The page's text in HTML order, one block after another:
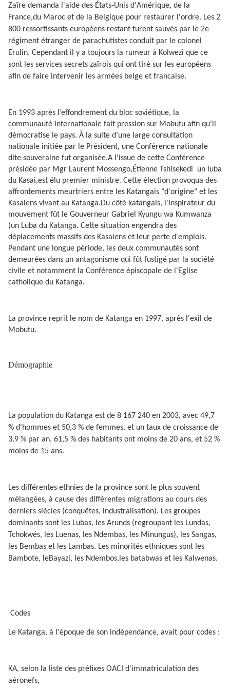
Zaïre demanda l'aide des États-Unis d'Amérique, de la
France,du Maroc et de la Belgique pour restaurer l'ordre. Les 2
800 ressortissants européens restant furent sauvés par le 2e
régiment étranger de parachutistes conduit par le colonel
Erulin. Cependant il y a toujours la rumeur à Kolwezi que ce
sont les services secrets zaïrois qui ont tiré sur les européens
afin de faire intervenir les armées belge et francaise.
En 1993 après l’effondrement du bloc soviétique, la
communauté internationale fait pression sur Mobutu afin qu’il
démocratise le pays. À la suite d’une large consultation
nationale initiée par le Président, une Conférence nationale
dite souveraine fut organisée.A l'issue de cette Conférence
présidée par Mgr Laurent Mossengo,Étienne Tshisekedi
un luba
du Kasai,est élu premier ministre. Cette élection provoqua des
affrontements meurtriers entre les Katangais "d'origine" et les
Kasaiens vivant au Katanga.Du côté katangais, l'inspirateur du
mouvement fût le Gouverneur Gabriel Kyungu wa Kumwanza
(un Luba du Katanga. Cette situation engendra des
déplacements massifs des Kasaiens et leur perte d'emplois.
Pendant une longue période, les deux communautés sont
demeurées dans un antagonisme qui fût fustigé par la société
civile et notamment la Conférence épiscopale de l'Eglise
catholique du Katanga.
La province reprit le nom de Katanga en 1997, après l'exil de
Mobutu.
Démographie
La population du Katanga est de 8 167 240 en 2003, avec 49,7
% d'hommes et 50,3 % de femmes, et un taux de croissance de
3,9 % par an. 61,5 % des habitants ont moins de 20 ans, et 52 %
moins de 15 ans.
Les différentes ethnies de la province sont le plus souvent
mélangées, à cause des différentes migrations au cours des
derniers siècles (conquêtes, industralisation). Les groupes
dominants sont les Lubas, les Arunds (regroupant les Lundas,
Tchokwés, les Luenas, les Ndembas, les Minungus), les Sangas,
les Bembas et les Lambas. Les minorités ethniques sont les
Bambote, leBayazi, les Ndembos,les batabwas et les Kalwenas.
Codes
Le Katanga, à l'époque de son indépendance, avait pour codes :
KA, selon la liste des préfixes OACI d'immatriculation des
aéronefs,